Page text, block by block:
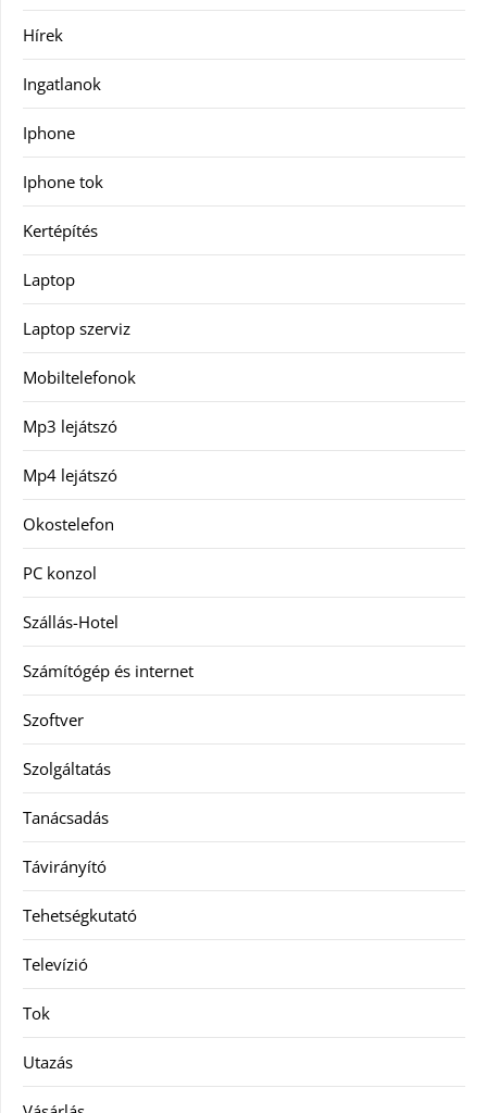
Hírek
Ingatlanok
Iphone
Iphone tok
Kertépítés
Laptop
Laptop szerviz
Mobiltelefonok
Mp3 lejátszó
Mp4 lejátszó
Okostelefon
PC konzol
Szállás-Hotel
Számítógép és internet
Szoftver
Szolgáltatás
Tanácsadás
Távirányító
Tehetségkutató
Televízió
Tok
Utazás